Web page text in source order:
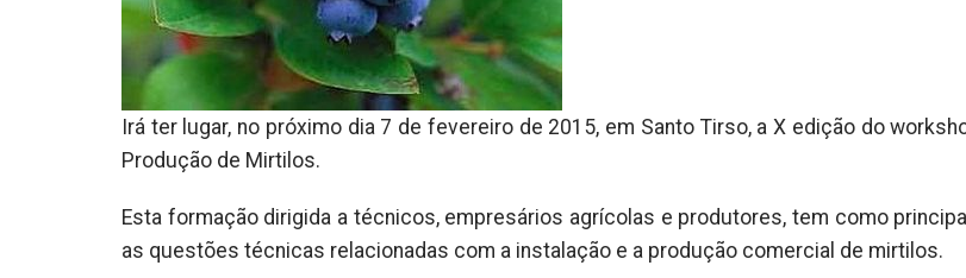
Irá ter lugar, no próximo dia 7 de fevereiro de 2015, em Santo Tirso, a X edição do
Produção de Mirtilos.
Esta formação dirigida a técnicos, empresários agrícolas e produtores, tem como
as questões técnicas relacionadas com a instalação e a produção comercial de mirtilos.